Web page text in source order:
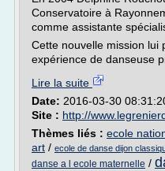
Conservatoire à
comme assistante
Cette nouvelle mission lui
expérience de danseuse
Lire la suite
Date: 2016-03-30
Site : http://
Thèmes liés : ecole
art / ecole de danse dijon
danse a l ecole maternelle /